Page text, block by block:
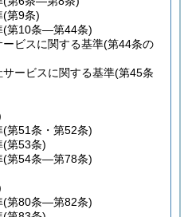
(第9条)
(第10条―第44条)
ビスに関する基準(第44条の
ービスに関する基準(第45条
(第51条・第52条)
(第53条)
(第54条―第78条)
(第80条―第82条)